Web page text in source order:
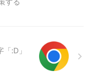
する
:D」